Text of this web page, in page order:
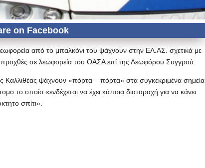
από το μπαλκόνι του ψάχνουν στην ΕΛ.ΑΣ. σχετικά με
προχθές σε λεωφορεία του ΟΑΣΑ επί της Λεωφόρου Συγγρού.
Καλλιθέας ψάχνουν «πόρτα – πόρτα» στα συγκεκριμένα σημεία
το οποίο «ενδέχεται να έχει κάποια διαταραχή για να κάνει
σπίτι».